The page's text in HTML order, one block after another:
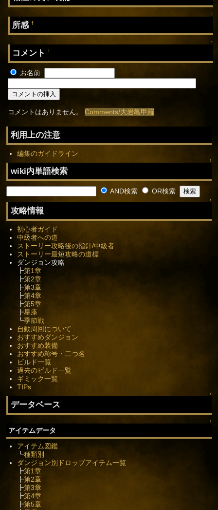
↑
所感†
↑
コメント†
お名前:
コメントはありません。Comments/大岩亀甲羅
利用上の注意
編集のガイドライン
↑
wiki内単語検索
AND検索 OR検索
↑
攻略情報
初心者ガイド
中級者への道
ストーリー攻略後の指針/中級者
ストーリー最短攻略の道標
ダンジョン攻略
┣第1章
┣第2章
┣第3章
┣第4章
┣第5章
┣星座
┗季節戦
自動周回について
おすすめダンジョン
おすすめ装備
おすすめ称号・二つ名
ビルド一覧
過去のビルド一覧
ギミック一覧
TIPs
↑
データベース
↑
アイテムデータ
アイテム図鑑
┗種類別
ダンジョン別ドロップアイテム一覧
┣第1章
┣第2章
┣第3章
┣第4章
┣第5章